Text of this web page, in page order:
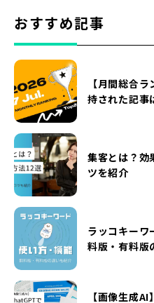
おすすめ記事
【月間総合
持された記事
集客とは？効
ツを紹介
ラッコキーワ
料版・有料版
【画像生成